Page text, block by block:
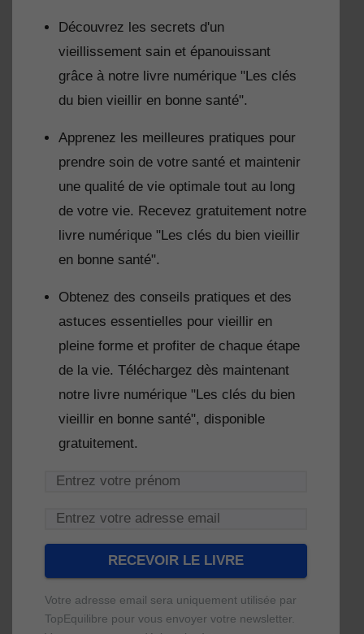
Découvrez les secrets d'un
vieillissement sain et épanouissant
grâce à notre livre numérique "Les clés
du bien vieillir en bonne santé".
Apprenez les meilleures pratiques pour
prendre soin de votre santé et maintenir
une qualité de vie optimale tout au long
de votre vie. Recevez gratuitement notre
livre numérique "Les clés du bien vieillir
en bonne santé".
Obtenez des conseils pratiques et des
astuces essentielles pour vieillir en
pleine forme et profiter de chaque étape
de la vie. Téléchargez dès maintenant
notre livre numérique "Les clés du bien
vieillir en bonne santé", disponible
gratuitement.
Votre adresse email sera uniquement utilisée par
TopEquilibre pour vous envoyer votre newsletter.